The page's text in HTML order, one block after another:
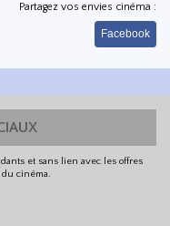
Partagez vos envies cinéma :
Facebook
et sans lien avec les offres
cinéma.